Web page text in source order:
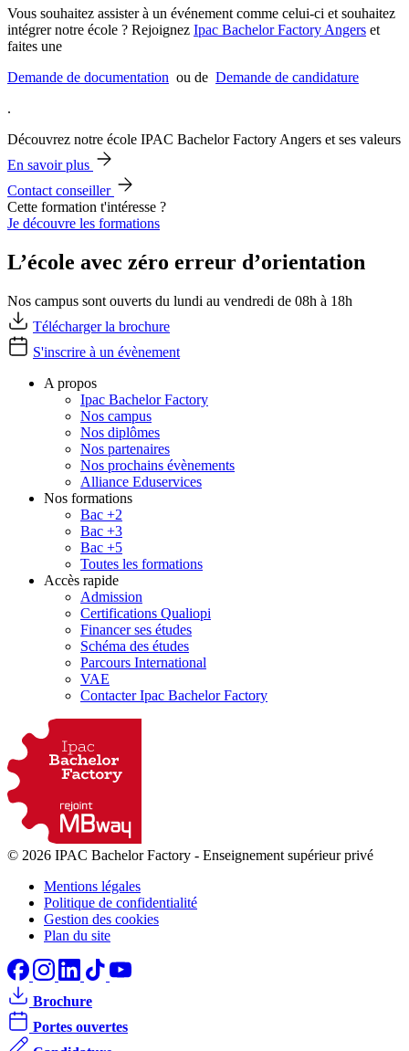
Vous souhaitez assister à un événement comme celui-ci et souhaitez
intégrer notre école ? Rejoignez Ipac Bachelor Factory Angers et
faites une
Demande de documentation ou de Demande de candidature
.
Découvrez notre école IPAC Bachelor Factory Angers et ses valeurs
En savoir plus
Contact conseiller
Cette formation t'intéresse ?
Je découvre les formations
L’école avec zéro erreur d’orientation
Nos campus sont ouverts du lundi au vendredi de 08h à 18h
Télécharger la brochure
S'inscrire à un évènement
A propos
Ipac Bachelor Factory
Nos campus
Nos diplômes
Nos partenaires
Nos prochains évènements
Alliance Eduservices
Nos formations
Bac +2
Bac +3
Bac +5
Toutes les formations
Accès rapide
Admission
Certifications Qualiopi
Financer ses études
Schéma des études
Parcours International
VAE
Contacter Ipac Bachelor Factory
© 2026 IPAC Bachelor Factory - Enseignement supérieur privé
Mentions légales
Politique de confidentialité
Gestion des cookies
Plan du site
Brochure
Portes ouvertes